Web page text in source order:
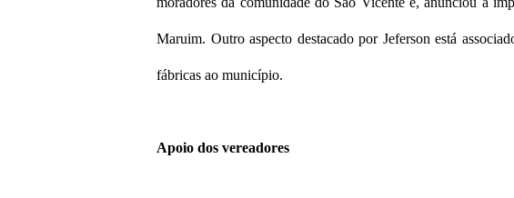
Maruim. Outro aspecto destacado por Jeferson está
fábricas ao município.
Apoio dos vereadores